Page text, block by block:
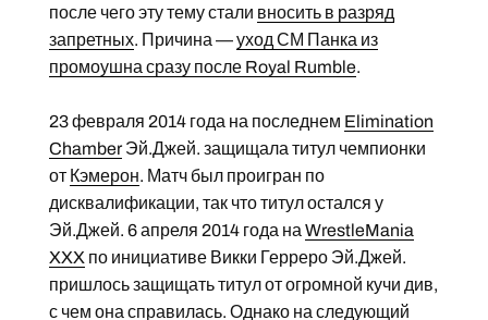
после чего эту тему стали вносить в разряд
запретных. Причина —уход СМ Панка из
промоушна сразу после Royal Rumble.
23 февраля 2014 года на последнем Elimination
ChamberЭй.Джей. защищала титул чемпионки
от Кэмерон. Матч был проигран по
дисквалификации, так что титул остался у
Эй.Джей. 6 апреля 2014 года на WrestleMania
XXX по инициативе Викки Герреро Эй.Джей.
пришлось защищать титул от огромной кучи див,
с чем она справилась. Однако на следующий